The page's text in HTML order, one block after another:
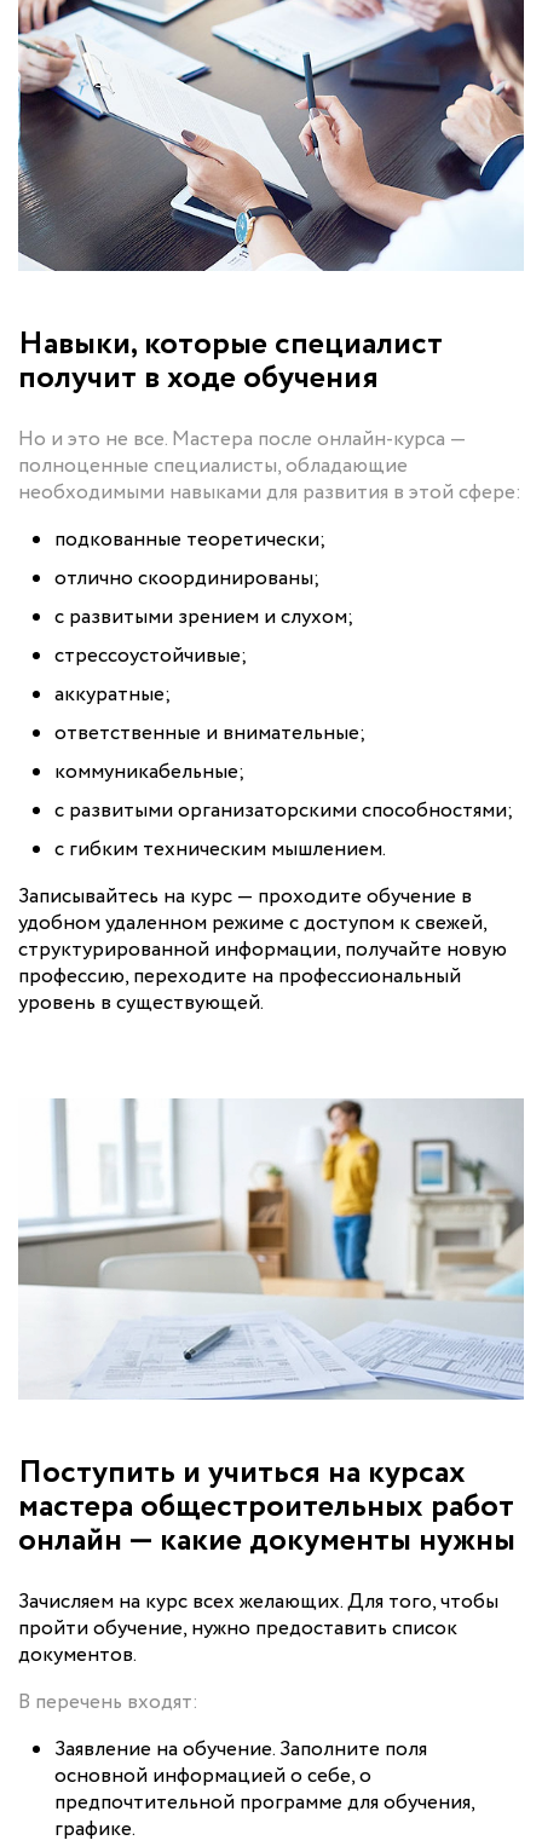
Навыки, которые специалист
получит в ходе обучения
Но и это не все. Мастера после онлайн-курса —
полноценные специалисты, обладающие
необходимыми навыками для развития в этой сфере:
подкованные теоретически;
отлично скоординированы;
с развитыми зрением и слухом;
стрессоустойчивые;
аккуратные;
ответственные и внимательные;
коммуникабельные;
с развитыми организаторскими способностями;
с гибким техническим мышлением.
Записывайтесь на курс — проходите обучение в
удобном удаленном режиме с доступом к свежей,
структурированной информации, получайте новую
профессию, переходите на профессиональный
уровень в существующей.
Поступить и учиться на курсах
мастера общестроительных работ
онлайн — какие документы нужны
Зачисляем на курс всех желающих. Для того, чтобы
пройти обучение, нужно предоставить список
документов.
В перечень входят:
Заявление на обучение. Заполните поля
основной информацией о себе, о
предпочтительной программе для обучения,
графике.